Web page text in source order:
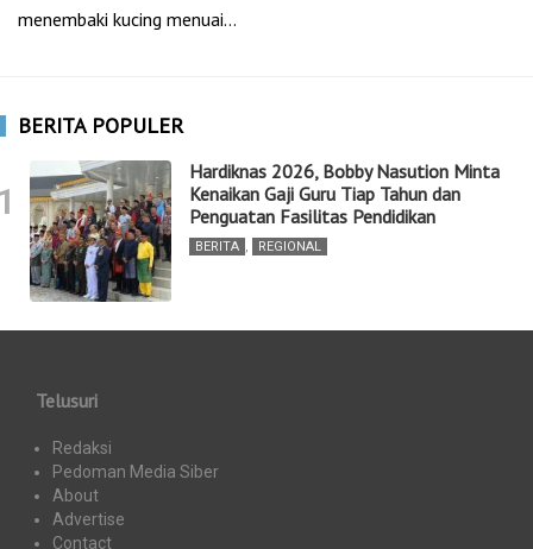
menembaki kucing menuai…
BERITA POPULER
Hardiknas 2026, Bobby Nasution Minta
Kenaikan Gaji Guru Tiap Tahun dan
Penguatan Fasilitas Pendidikan
BERITA , REGIONAL
Telusuri
Redaksi
Pedoman Media Siber
About
Advertise
Contact